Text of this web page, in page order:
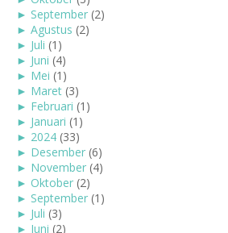
► September (2)
► Agustus (2)
► Juli (1)
► Juni (4)
► Mei (1)
► Maret (3)
► Februari (1)
► Januari (1)
► 2024 (33)
► Desember (6)
► November (4)
► Oktober (2)
► September (1)
► Juli (3)
► Juni (2)